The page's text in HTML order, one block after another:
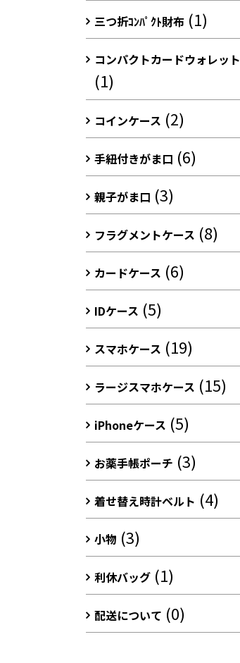
三つ折ｺﾝﾊﾟｸﾄ財布 (1)
コンパクトカードウォレット
(1)
コインケース (2)
手紐付きがま口 (6)
親子がま口 (3)
フラグメントケース (8)
カードケース (6)
IDケース (5)
スマホケース (19)
ラージスマホケース (15)
iPhoneケース (5)
お薬手帳ポーチ (3)
着せ替え時計ベルト (4)
小物 (3)
利休バッグ (1)
配送について (0)